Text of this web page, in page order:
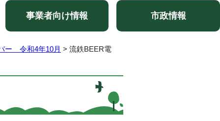
事業者向け情報 市政情報
ー 令和4年10月 > 流鉄BEER電